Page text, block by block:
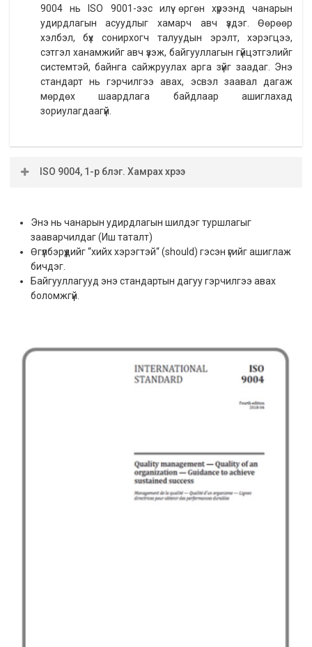
9004 нь ISO 9001-ээс илүү өргөн хүрээнд чанарын
удирдлагын асуудлыг хамарч авч үздэг. Өөрөөр
хэлбэл, бүх сонирхогч талуудын эрэлт, хэрэгцээ,
сэтгэл ханамжийг авч үзэж, байгууллагын гүйцэтгэлийг
системтэй, байнга сайжруулах арга зүйг заадаг. Энэ
стандарт нь гэрчилгээ авах, эсвэл заавал дагаж
мөрдөх шаардлага байдлаар ашиглахад
зориулагдаагүй.
ISO 9004, 1-р бүлэг. Хамрах хүрээ
агуулна. Энэхүү удирдамж нь ISO 9000: 2015 стандартад
заасан чанарын удирдлагын зарчимд нийцсэн.
Энэхүү баримт бичгийн шаардлагыг хэр хангаж
байгаагаа үнэлэх боломжтой шалгах хуудсыг мөн
багтаасан учир та өөрийгөө үнэлж үзэх боломжтой.
Энэ баримт бичиг нь хэмжээ, төрөл, үйл
Энэ нь чанарын удирдлагын шилдэг туршлагыг
зааварчилдаг (Иш таталт)
Өгүүлбэрүүдийг “хийх хэрэгтэй“ (should) гэсэн үгийг ашиглаж
бичдэг.
Байгууллагууд энэ стандартын дагуу гэрчилгээ авах
боломжгүй.